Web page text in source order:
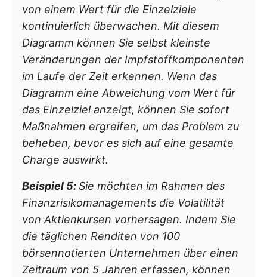
von einem Wert für die Einzelziele
kontinuierlich überwachen. Mit diesem
Diagramm können Sie selbst kleinste
Veränderungen der Impfstoffkomponenten
im Laufe der Zeit erkennen. Wenn das
Diagramm eine Abweichung vom Wert für
das Einzelziel anzeigt, können Sie sofort
Maßnahmen ergreifen, um das Problem zu
beheben, bevor es sich auf eine gesamte
Charge auswirkt.
Beispiel 5:Sie möchten im Rahmen des
Finanzrisikomanagements die Volatilität
von Aktienkursen vorhersagen. Indem Sie
die täglichen Renditen von 100
börsennotierten Unternehmen über einen
Zeitraum von 5 Jahren erfassen, können